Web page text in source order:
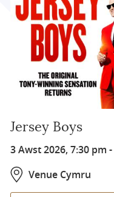
Jersey Boys
3 Awst 2026, 7:30 pm -
Venue Cymru